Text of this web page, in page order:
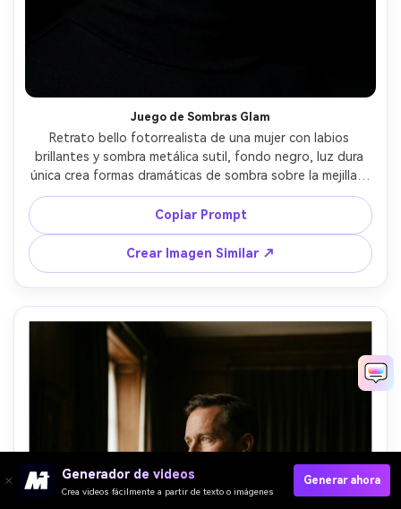
Juego de Sombras Glam
Retrato bello fotorrealista de una mujer con labios
brillantes y sombra metálica sutil, fondo negro, luz dura
única crea formas dramáticas de sombra sobre la mejilla y
cuello, claroscuro de alto contraste con reflejos
controlados, tomada con Canon R3 100mm f/2.8, recorte
cerrado al rostro, enfoque afilado en los ojos, iluminación
beauty editorial --ar 4:5
Copiar Prompt
Crear Imagen Similar ↗
Generador de videos
Crea videos fácilmente a partir de texto o imágenes
Generar ahora